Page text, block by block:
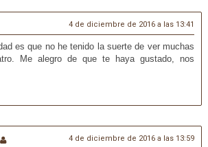
4 de diciembre de 2016 a las 13:41
es que no he tenido la suerte de ver muchas
Me alegro de que te haya gustado, nos
4 de diciembre de 2016 a las 13:59